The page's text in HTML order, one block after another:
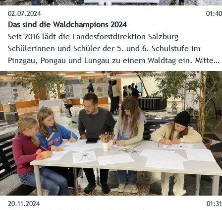
02.07.2024 01:40
Das sind die Waldchampions 2024
Seit 2016 lädt die Landesforstdirektion Salzburg
Schülerinnen und Schüler der 5. und 6. Schulstufe im
Pinzgau, Pongau und Lungau zu einem Waldtag ein. Mitten
in der Natur, zwischen Bäumen und Sträuchern, bekommen
sie von Forstleuten und Waldpädagogen essentielles Wissen
spielerisch vermittelt. Je Bezirk wird jene Klasse
Waldchampion, die bei den insgesamt fünf Stationen am
meisten Engagement, Geschicklichkeit und Teamgeist
beweist. Heuer kommen die Gewinner aus den
Mittelschulen Schwarzach, Mariapfarr und Bramberg.
20.11.2024 01:31